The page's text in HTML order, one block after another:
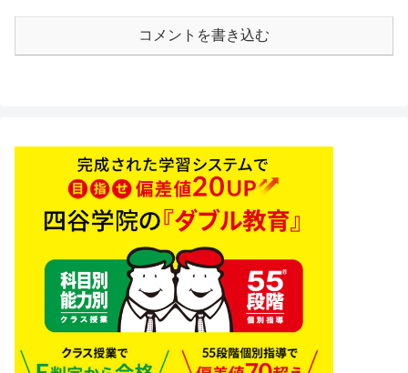
コメントを書き込む